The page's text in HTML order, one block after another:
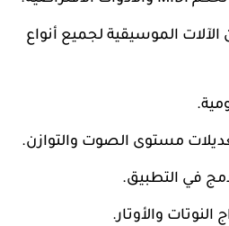
نوع من الآلات الموسيقية لجميع أنواع
مستوى الصوت والتوازن.
في التطبيق.
النوتات والأوتار.